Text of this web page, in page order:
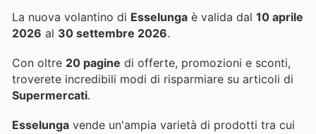
La nuova volantino di Esselunga è valida dal 10 aprile
2026 al 30 settembre 2026.
Con oltre 20 pagine di offerte, promozioni e sconti,
troverete incredibili modi di risparmiare su articoli di
Supermercati.
Esselunga vende un'ampia varietà di prodotti tra cui